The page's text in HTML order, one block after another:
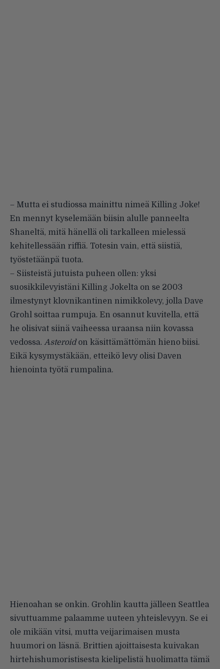
– Mutta ei studiossa mainittu nimeä Killing Joke!
En mennyt kyselemään biisin alulle panneelta
Shaneltä, mitä hänellä oli tarkalleen mielessä
kehitellessään riffiä. Totesin vain, että siistiä,
työstetäänpä tuota.
– Siisteistä jutuista puheen ollen: yksi
suosikkilevyistäni Killing Jokelta on se 2003
ilmestynyt klovnikantinen nimikkolevy, jolla Dave
Grohl soittaa rumpuja. En osannut kuvitella, että
he olisivat siinä vaiheessa uraansa niin kovassa
vedossa. Asteroid on käsittämättömän hieno biisi.
Eikä kysymystäkään, etteikö levy olisi Daven
hienointa työtä rumpalina.
Hienoahan se onkin. Grohlin kautta jälleen Seattlea
sivuttuamme palaamme uuteen yhteislevyyn. Se ei
ole mikään vitsi, mutta veijarimaisen musta
huumori on läsnä. Brittien ajoittaisesta kuivakan
hirtehishumoristisesta kielipelistä huolimatta tämä